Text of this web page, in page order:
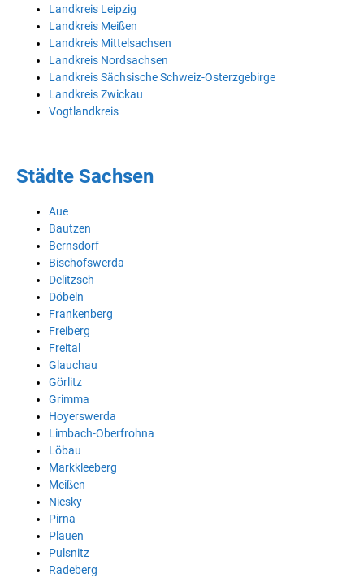
Landkreis Leipzig
Landkreis Meißen
Landkreis Mittelsachsen
Landkreis Nordsachsen
Landkreis Sächsische Schweiz-Osterzgebirge
Landkreis Zwickau
Vogtlandkreis
Städte Sachsen
Aue
Bautzen
Bernsdorf
Bischofswerda
Delitzsch
Döbeln
Frankenberg
Freiberg
Freital
Glauchau
Görlitz
Grimma
Hoyerswerda
Limbach-Oberfrohna
Löbau
Markkleeberg
Meißen
Niesky
Pirna
Plauen
Pulsnitz
Radeberg